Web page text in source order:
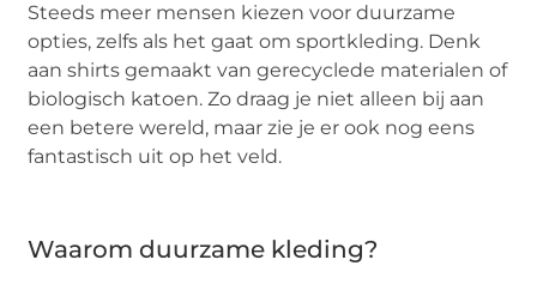
Steeds meer mensen kiezen voor duurzame
opties, zelfs als het gaat om sportkleding. Denk
aan shirts gemaakt van gerecyclede materialen of
biologisch katoen. Zo draag je niet alleen bij aan
een betere wereld, maar zie je er ook nog eens
fantastisch uit op het veld.
Waarom duurzame kleding?